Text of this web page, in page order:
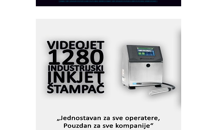
I.SAFE MOBILE revolucioniše
Fleksibilno stezanje i brzo
podešavanje u proizvodnji prototipova
KIP KOP – napredna rešenja za
savremene industrijske i logističke
objekte
Alba d.o.o. – 35 godina preciznosti u
IBeRTIM - oprema za ispitivanje